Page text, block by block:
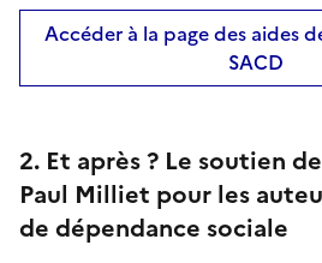
Accéder à la page des aides
SACD
2. Et après ? Le soutien
Paul Milliet pour les
de dépendance sociale